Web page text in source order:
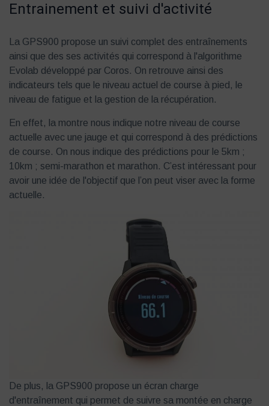
Entrainement et suivi d'activité
La GPS900 propose un suivi complet des entraînements
ainsi que des ses activités qui correspond à l'algorithme
Evolab développé par Coros. On retrouve ainsi des
indicateurs tels que le niveau actuel de course à pied, le
niveau de fatigue et la gestion de la récupération.
En effet, la montre nous indique notre niveau de course
actuelle avec une jauge et qui correspond à des prédictions
de course. On nous indique des prédictions pour le 5km ;
10km ; semi-marathon et marathon. C’est intéressant pour
avoir une idée de l'objectif que l’on peut viser avec la forme
actuelle.
De plus, la GPS900 propose un écran charge
d'entraînement qui permet de suivre sa montée en charge